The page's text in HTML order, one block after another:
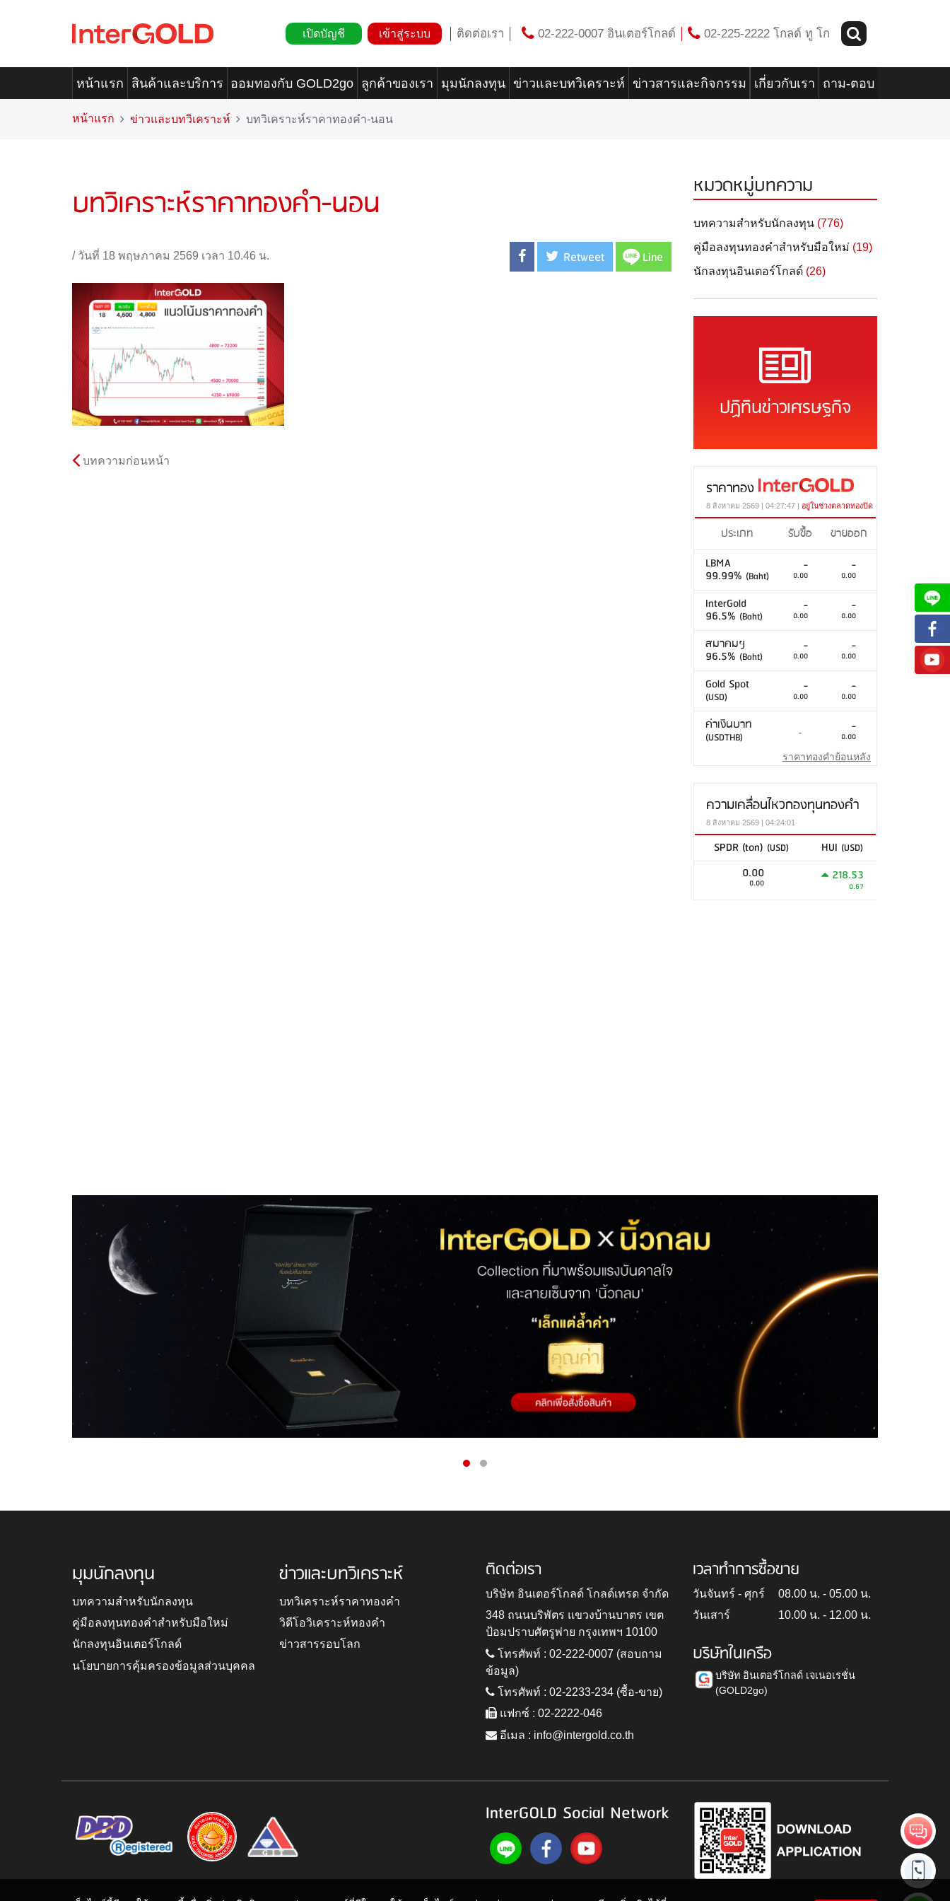
เปิดบัญชี เข้าสู่ระบบ ติดต่อเรา 02-222-0007 อินเตอร์โกลด์ 02-225-2222 โกลด์ ทู โก
หน้าแรก สินค้าและบริการ ออมทองกับ GOLD2go ลูกค้าของเรา มุมนักลงทุน ข่าวและบทวิเคราะห์ ข่าวสารและกิจกรรม เกี่ยวกับเรา ถาม-ตอบ
หน้าแรก ข่าวและบทวิเคราะห์ บทวิเคราะห์ราคาทองคำ-นอน
บทวิเคราะห์ราคาทองคำ-นอน
/ วันที่ 18 พฤษภาคม 2569 เวลา 10.46 น. Retweet Line
บทความก่อนหน้า
หมวดหมู่บทความ
บทความสำหรับนักลงทุน (776)
คู่มือลงทุนทองคำสำหรับมือใหม่ (19)
นักลงทุนอินเตอร์โกลด์ (26)
ปฏิทินข่าวเศรษฐกิจ
ราคาทอง
8 สิงหาคม 2569 | 04:27:47 | อยู่ในช่วงตลาดทองปิด
ประเภท รับซื้อ
ขายออก
LBMA
99.99% (Baht)
-
0.00
-
0.00
InterGold
96.5% (Baht)
-
0.00
-
0.00
สมาคมฯ
96.5% (Baht)
-
0.00
-
0.00
Gold Spot
(USD)
-
0.00
-
0.00
ค่าเงินบาท
(USDTHB) - -
0.00
ราคาทองคำย้อนหลัง
ความเคลื่อนไหวกองทุนทองคำ
8 สิงหาคม 2569 | 04:24:01
SPDR (ton) (USD) HUI (USD)
0.00
0.00 218.53
0.67
มุมนักลงทุน
บทความสำหรับนักลงทุน
คู่มือลงทุนทองคำสำหรับมือใหม่
นักลงทุนอินเตอร์โกลด์
นโยบายการคุ้มครองข้อมูลส่วนบุคคล
ข่าวและบทวิเคราะห์
บทวิเคราะห์ราคาทองคำ
วิดีโอวิเคราะห์ทองคำ
ข่าวสารรอบโลก
ติดต่อเรา
บริษัท อินเตอร์โกลด์ โกลด์เทรด จำกัด
348 ถนนบริพัตร แขวงบ้านบาตร เขต
ป้อมปราบศัตรูพ่าย กรุงเทพฯ 10100
โทรศัพท์ : 02-222-0007 (สอบถาม
ข้อมูล)
โทรศัพท์ : 02-2233-234 (ซื้อ-ขาย)
แฟกซ์ : 02-2222-046
อีเมล : info@intergold.co.th
เวลาทำการซื้อขาย
วันจันทร์ - ศุกร์
08.00 น. - 05.00 น.
วันเสาร์
10.00 น. - 12.00 น.
บริษัทในเครือ
บริษัท อินเตอร์โกลด์ เจเนอเรชั่น
(GOLD2go)
InterGOLD Social Network